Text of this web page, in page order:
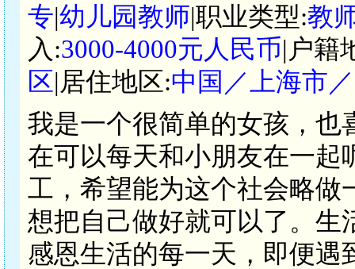
专|幼儿园教师|职业类型:教
入:3000-4000元人民币|户籍
区|居住地区:中国／上海市
我是一个很简单的女孩，也
在可以每天和小朋友在一起
工，希望能为这个社会略做
想把自己做好就可以了。生
感恩生活的每一天，即便遇